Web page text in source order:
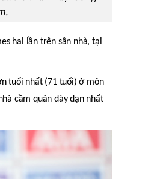
hai lần trên sân nhà, tại
tuổi nhất (71 tuổi) ở môn
cầm quân dày dạn nhất